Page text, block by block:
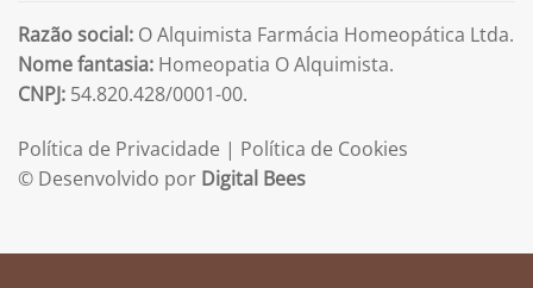
Razão social: O Alquimista Farmácia Homeopática Ltda.
Nome fantasia: Homeopatia O Alquimista.
CNPJ: 54.820.428/0001-00.
Política de Privacidade | Política de Cookies
© Desenvolvido por Digital Bees